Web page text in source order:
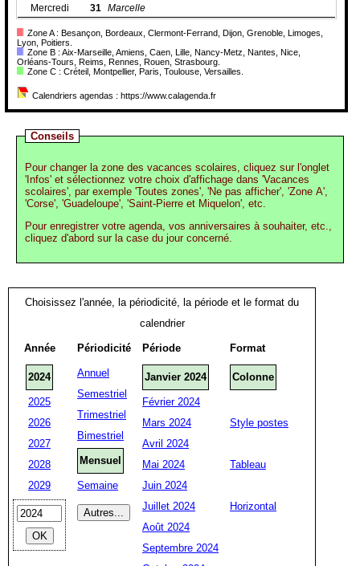
Mercredi
31 Marcelle
Zone A : Besançon, Bordeaux, Clermont-Ferrand, Dijon, Grenoble, Limoges,
Lyon, Poitiers.
Zone B : Aix-Marseille, Amiens, Caen, Lille, Nancy-Metz, Nantes, Nice,
Orléans-Tours, Reims, Rennes, Rouen, Strasbourg.
Zone C : Créteil, Montpellier, Paris, Toulouse, Versailles.
Calendriers agendas : https://www.calagenda.fr
Conseils
Pour changer la zone des vacances scolaires, cliquez sur l'onglet
'Infos' et sélectionnez votre choix d'affichage dans 'Vacances
scolaires', par exemple 'Toutes zones', 'Ne pas afficher', 'Zone A',
'Corse', 'Guadeloupe', 'Saint-Pierre et Miquelon', etc.
Pour enregistrer votre agenda, vos anniversaires à souhaiter, etc.,
cliquez d'abord sur la case du jour concerné.
Choisissez l'année, la périodicité, la période et le format du
calendrier
Année
2024
2025
2026
2027
2028
2029
Périodicité
Annuel
Semestriel
Trimestriel
Bimestriel
Mensuel
Semaine
Période
Janvier 2024
Février 2024
Mars 2024
Avril 2024
Mai 2024
Juin 2024
Juillet 2024
Août 2024
Septembre 2024
Format
Colonne
Style postes
Tableau
Horizontal